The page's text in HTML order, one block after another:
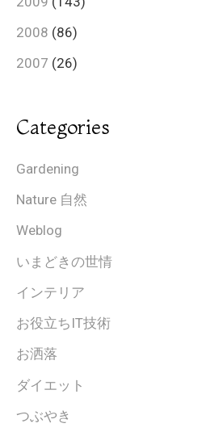
2008 (86)
2007 (26)
Categories
Gardening
Nature 自然
Weblog
いまどきの世情
インテリア
お役立ちIT技術
お洒落
ダイエット
つぶやき